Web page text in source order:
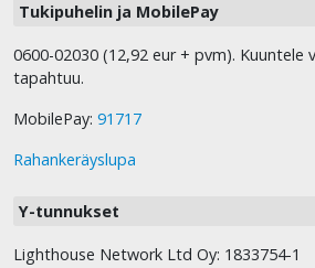
Tukipuhelin ja MobilePay
0600-02030 (12,92 eur + pvm). Kuuntele
tapahtuu.
MobilePay: 91717
Rahankeräyslupa
Y-tunnukset
Lighthouse Network Ltd Oy: 1833754-1